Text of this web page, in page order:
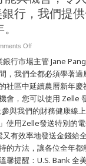
Themselves
行，我們提
Offon
年
帶
來
無
限
可
能
與
機
會，
令
人
行市場主管 Jane
，我們全都必須學著
社區中延續農曆新年慶
會，您可以使用 Zelle
與我們的財務健康線
使用Zelle發送特別的
有效率地發送金錢給
的方法，讓各位全年
馨提醒：U.S. Bank 全